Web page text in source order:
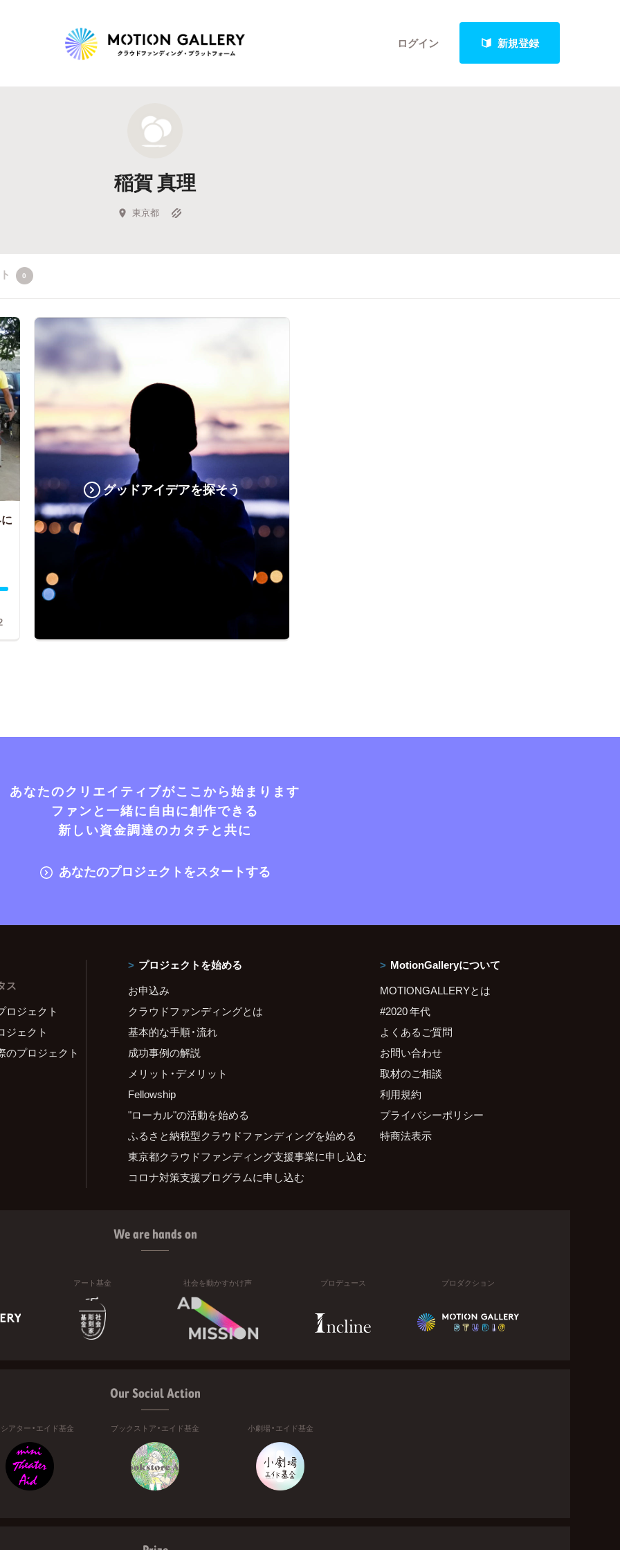
ログイン 新規登録
新着プロジェクト
Feature
キュレーターから探す
稲賀 真理
東京都
0
グッドアイデアを探そう
あなたのクリエイティブがここから始まります
ファンと一緒に自由に創作できる
新しい資金調達のカタチと共に
あなたのプロジェクトをスタートする
ス
ロジェクト
ジェクト
のプロジェクト
プロジェクトを始める
お申込み
クラウドファンディングとは
基本的な手順・流れ
成功事例の解説
メリット・デメリット
Fellowship
"ローカル"の活動を始める
ふるさと納税型クラウドファンディングを始める
東京都クラウドファンディング支援事業に申し込む
コロナ対策支援プログラムに申し込む
MotionGalleryについて
MOTIONGALLERYとは
#2020 年代
よくあるご質問
お問い合わせ
取材のご相談
利用規約
プライバシーポリシー
特商法表示
We are hands on
アート基金 社会を動かすかけ声 プロデュース プロダクション
Our Social Action
アター・エイド基金 ブックストア・エイド基金 小劇場・エイド基金